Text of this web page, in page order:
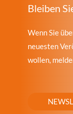
Bleiben
Wenn Sie
neuesten
wollen,